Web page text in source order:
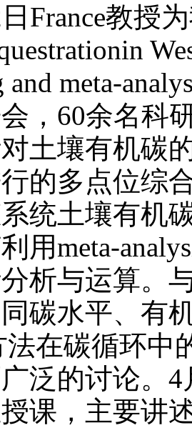
France教授
and meta-
，60余名科
土壤有机碳
的多点位综
统土壤有机
用meta-
析与运算。
碳水平、有
法在碳循环中
泛的讨论。4
课，主要讲